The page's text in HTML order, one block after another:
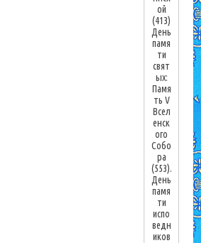
ой
(413)
День
памя
ти
свят
ых:
Памя
ть V
Всел
енск
ого
Собо
ра
(553).
День
памя
ти
испо
ведн
иков